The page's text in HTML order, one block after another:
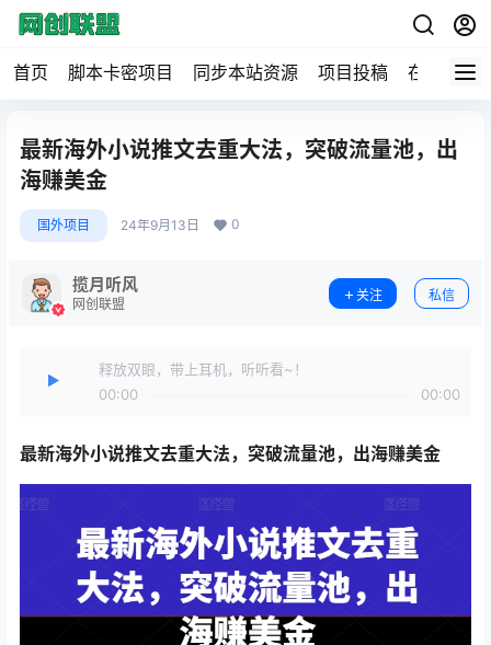
首页 脚本卡密项目 同步本站资源 项目投稿 在线工具
最新海外小说推文去重大法，突破流量池，出
海赚美金
国外项目 24年9月13日 0
揽月听风
网创联盟
关注 私信
释放双眼，带上耳机，听听看~！
00:00
00:00
最新海外小说推文去重大法，突破流量池，出海赚美金